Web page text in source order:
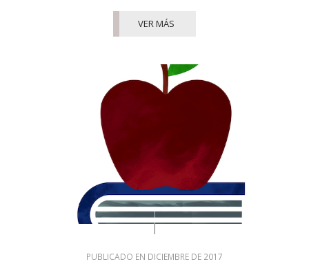
VER MÁS
PUBLICADO EN DICIEMBRE DE 2017